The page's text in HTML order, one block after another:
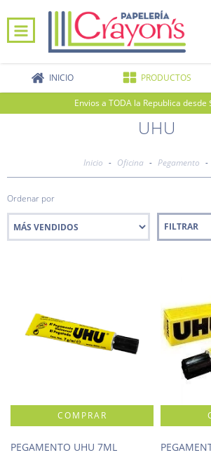
INICIO PRODUCTOS
Envios a TODA la Republica desde
UHU
Inicio - Oficina - Pegamento -
Ordenar por
FILTRAR
PEGAMENTO UHU 7ML